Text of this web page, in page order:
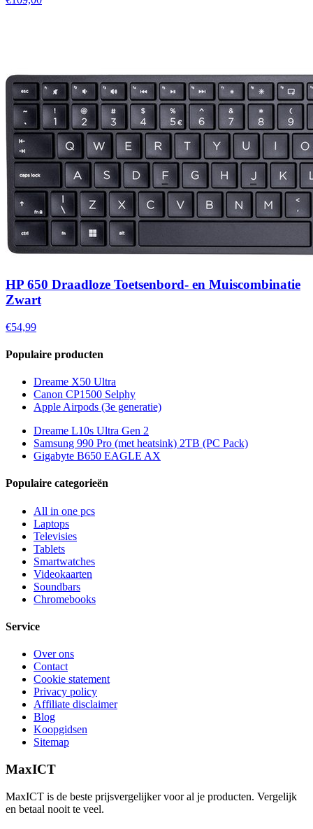
HP 650 Draadloze Toetsenbord- en Muiscombinatie
Zwart
€54,99
Populaire producten
Dreame X50 Ultra
Canon CP1500 Selphy
Apple Airpods (3e generatie)
Dreame L10s Ultra Gen 2
Samsung 990 Pro (met heatsink) 2TB (PC Pack)
Gigabyte B650 EAGLE AX
Populaire categorieën
All in one pcs
Laptops
Televisies
Tablets
Smartwatches
Videokaarten
Soundbars
Chromebooks
Service
Over ons
Contact
Cookie statement
Privacy policy
Affiliate disclaimer
Blog
Koopgidsen
Sitemap
MaxICT
MaxICT is de beste prijsvergelijker voor al je producten. Vergelijk
en betaal nooit te veel.